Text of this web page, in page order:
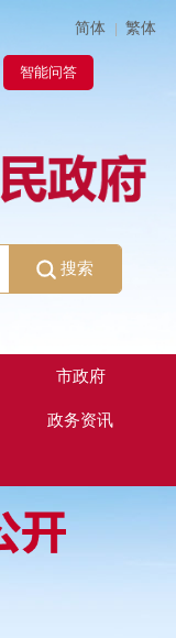
简体 | 繁体
智能问答
搜索
市政府
政务资讯